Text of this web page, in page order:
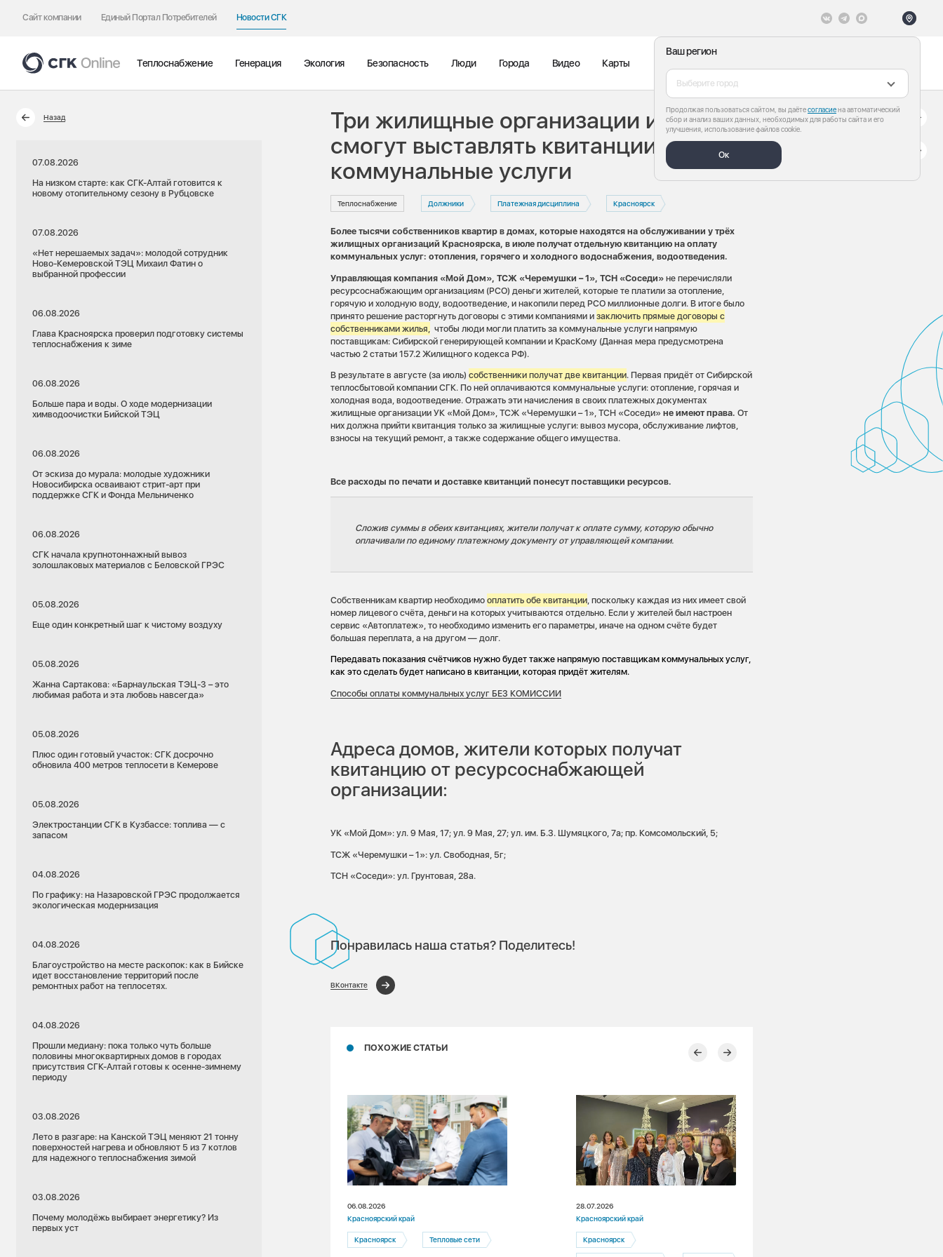
Сайт компании Единый Портал Потребителей Новости СГК
Ваш регион
Выберите город
Продолжая пользоваться сайтом, вы даётесогласиена автоматический
сбор и анализ ваших данных, необходимых для работы сайта и его
улучшения, использование файлов cookie.
Ок
Теплоснабжение Генерация Экология Безопасность Люди Города Видео Карты
Назад
07.08.2026
На низком старте: как СГК-Алтай готовится к
новому отопительному сезону в Рубцовске
07.08.2026
«Нет нерешаемых задач»: молодой сотрудник
Ново-Кемеровской ТЭЦ Михаил Фатин о
выбранной профессии
06.08.2026
Глава Красноярска проверил подготовку системы
теплоснабжения к зиме
06.08.2026
Больше пара и воды. О ходе модернизации
химводоочистки Бийской ТЭЦ
06.08.2026
От эскиза до мурала: молодые художники
Новосибирска осваивают стрит-арт при
поддержке СГК и Фонда Мельниченко
06.08.2026
СГК начала крупнотоннажный вывоз
золошлаковых материалов с Беловской ГРЭС
05.08.2026
Еще один конкретный шаг к чистому воздуху
05.08.2026
Жанна Сартакова: «Барнаульская ТЭЦ-3 – это
любимая работа и эта любовь навсегда»
05.08.2026
Плюс один готовый участок: СГК досрочно
обновила 400 метров теплосети в Кемерове
05.08.2026
Электростанции СГК в Кузбассе: топлива — с
запасом
04.08.2026
По графику: на Назаровской ГРЭС продолжается
экологическая модернизация
04.08.2026
Благоустройство на месте раскопок: как в Бийске
идет восстановление территорий после
ремонтных работ на теплосетях.
04.08.2026
Прошли медиану: пока только чуть больше
половины многоквартирных домов в городах
присутствия СГК-Алтай готовы к осенне-зимнему
периоду
03.08.2026
Лето в разгаре: на Канской ТЭЦ меняют 21 тонну
поверхностей нагрева и обновляют 5 из 7 котлов
для надежного теплоснабжения зимой
03.08.2026
Почему молодёжь выбирает энергетику? Из
первых уст
Три жилищные организации из-за долгов не
смогут выставлять квитанции за
коммунальные услуги
Теплоснабжение Должники Платежная дисциплина Красноярск
Более тысячи собственников квартир в домах, которые находятся на обслуживании у трёх
жилищных организаций Красноярска, в июле получат отдельную квитанцию на оплату
коммунальных услуг: отопления, горячего и холодного водоснабжения, водоотведения.
Управляющая компания «Мой Дом», ТСЖ «Черемушки – 1», ТСН «Соседи» не перечисляли
ресурсоснабжающим организациям (РСО) деньги жителей, которые те платили за отопление,
горячую и холодную воду, водоотведение, и накопили перед РСО миллионные долги. В итоге было
принято решение расторгнуть договоры с этими компаниями изаключить прямые договоры с
собственниками жилья,
чтобы люди могли платить за коммунальные услуги напрямую
поставщикам: Сибирской генерирующей компании и КрасКому (Данная мера предусмотрена
частью 2 статьи 157.2 Жилищного кодекса РФ).
В результате в августе (за июль)собственники получат две квитанции. Первая придёт от Сибирской
теплосбытовой компании СГК. По ней оплачиваются коммунальные услуги: отопление, горячая и
холодная вода, водоотведение. Отражать эти начисления в своих платежных документах
жилищные организации УК «Мой Дом», ТСЖ «Черемушки – 1», ТСН «Соседи»не имеют права. От
них должна прийти квитанция только за жилищные услуги: вывоз мусора, обслуживание лифтов,
взносы на текущий ремонт, а также содержание общего имущества.
Все расходы по печати и доставке квитанций понесут поставщики ресурсов.
Сложив суммы в обеих квитанциях, жители получат к оплате сумму, которую обычно
оплачивали по единому платежному документу от управляющей компании.
Собственникам квартир необходимооплатить обе квитанции , поскольку каждая из них имеет свой
номер лицевого счёта, деньги на которых учитываются отдельно. Если у жителей был настроен
сервис «Автоплатеж», то необходимо изменить его параметры, иначе на одном счёте будет
большая переплата, а на другом — долг.
Передавать показания счётчиков нужно будет также напрямую поставщикам коммунальных услуг,
как это сделать будет написано в квитанции, которая придёт жителям.
Способы оплаты коммунальных услуг БЕЗ КОМИССИИ
Адреса домов, жители которых получат
квитанцию от ресурсоснабжающей
организации:
УК «Мой Дом»: ул. 9 Мая, 17; ул. 9 Мая, 27; ул. им. Б.З. Шумяцкого, 7а; пр. Комсомольский, 5;
ТСЖ «Черемушки – 1»: ул. Свободная, 5г;
ТСН «Соседи»: ул. Грунтовая, 28а.
Понравилась наша статья? Поделитесь!
ВКонтакте
ПОХОЖИЕ СТАТЬИ
Красноярский край
06.08.2026
Красноярский край
Красноярск Тепловые сети
28.07.2026
Красноярский край
Красноярск